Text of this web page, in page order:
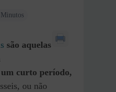
são aquelas
curto período,
ou não